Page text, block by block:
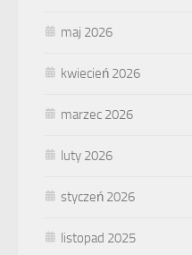
maj 2026
kwiecień 2026
marzec 2026
luty 2026
styczeń 2026
listopad 2025